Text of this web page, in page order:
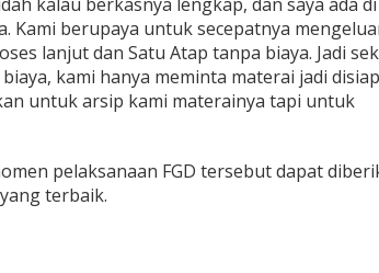
Kami berupaya untuk secepatnya
lanjut dan Satu Atap tanpa biaya. Jadi
kami hanya meminta materai jadi
untuk arsip kami materainya tapi untuk
pelaksanaan FGD tersebut dapat
terbaik.